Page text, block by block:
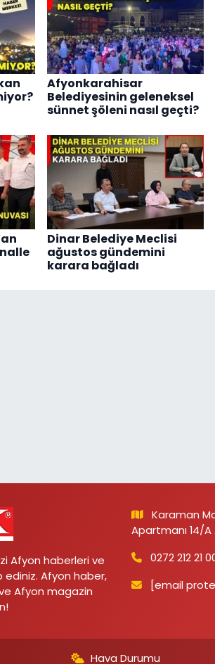
Afyonkarahisar
Belediyesinin geleneksel
sünnet şöleni nasıl geçti?
Dinar Belediye Meclisi
ağustos gündemini
karara bağladı
Afyon haberleri ve
ediniz. Afyon haber,
Afyon magazin
Karaman
Apartmanı 14/
0272 212 21
[email
Hava Durumu